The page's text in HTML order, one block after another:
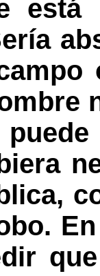
está